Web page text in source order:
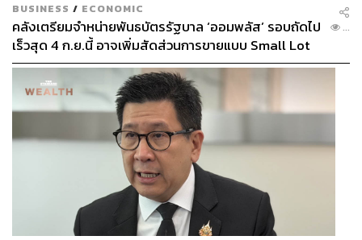
BUSINESS / ECONOMIC
คลังเตรียมจำหน่ายพันธบัตรรัฐบาล ‘ออมพลัส’ รอบถัดไป
เร็วสุด 4 ก.ย.นี้ อาจเพิ่มสัดส่วนการขายแบบ Small Lot
First มากขึ้น
...